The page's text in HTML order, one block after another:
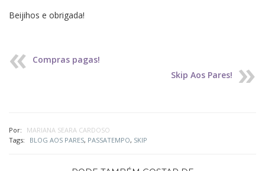
Beijihos e obrigada!
Compras pagas!
Skip Aos Pares!
Por:
MARIANA SEARA CARDOSO
Tags:
BLOG AOS PARES, PASSATEMPO, SKIP